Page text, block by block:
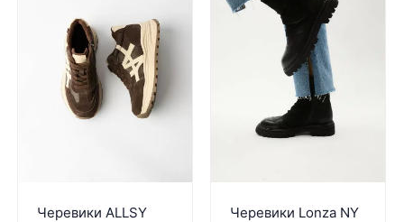
Черевики ALLSY
Черевики Lonza NY